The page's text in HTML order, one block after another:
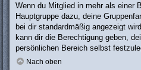
Wenn du Mitglied in mehr als einer
Hauptgruppe dazu, deine
bei dir standardmäßig angezeigt
kann dir die Berechtigung geben,
persönlichen Bereich selbst
Nach oben